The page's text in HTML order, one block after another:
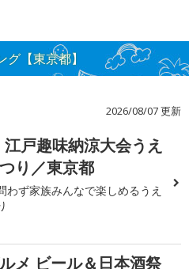
【東京都】
2026/08/07 更新
戸趣味納涼大会うえ
り／東京都
わず家族みんなで楽しめるうえ
メ ビール＆日本酒祭